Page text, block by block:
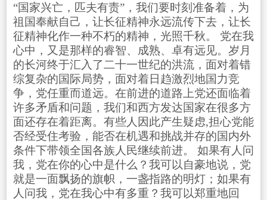
“国家兴亡，匹夫有责”，我们要时刻准备着，为
祖国奉献自己，让长征精神永远流传下去，让长
征精神化作一种不朽的精神，光照千秋。 党在我
心中，又是那样的睿智、成熟、卓有远见。岁月
的长河终于汇入了二十一世纪的洪流，面对着错
综复杂的国际局势，面对着日趋激烈地国力竞
争，党任重而道远。在前进的道路上党还面临着
许多矛盾和问题，我们和西方发达国家在很多方
面还存在着距离。有些人因此产生疑虑,担心党能
否经受住考验，能否在机遇和挑战并存的国内外
条件下带领全国各族人民继续前进。 如果有人问
我，党在你的心中是什么？我可以自豪地说，党
就是一面飘扬的旗帜，一盏指路的明灯；如果有
人问我，党在我心中有多重？我可以郑重地回